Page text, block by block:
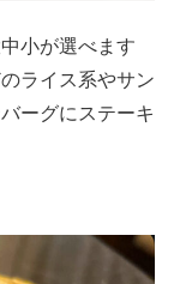
小が選べます
ライス系やサン
ーグにステーキ